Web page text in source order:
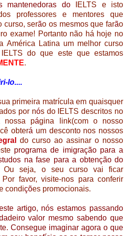
mantenedoras do
IELTS e isto
professores e mentores que
curso, serão os mesmos que farão
exame! Portanto não há hoje no
América Latina um melhor curso
do que este que estamos
.
lo....
primeira matrícula em quaisquer
por nós do IELTS descritos no
nossa página link(com o nosso
obterá um desconto nos nossos
do curso ao assinar o nosso
programa de imigração para a
na fase para a obtenção do
Ou seja, o seu curso vai ficar
favor, visite-nos para conferir
condições promocionais.
artigo, nós estamos passando
valor mesmo sabendo que
Consegue imaginar agora o que